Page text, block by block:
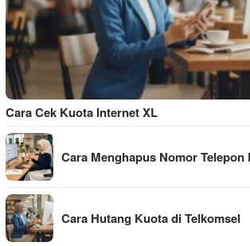
Cara Cek Kuota Internet XL
Cara Menghapus Nomor Telepon
Cara Hutang Kuota di Telkomsel